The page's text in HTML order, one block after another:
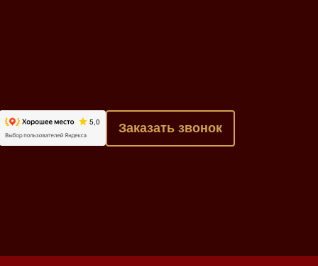
Заказать звонок